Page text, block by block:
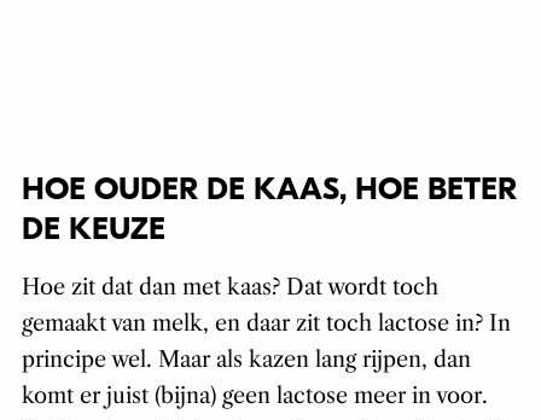
HOE OUDER DE KAAS, HOE BETER
DE KEUZE
Hoe zit dat dan met kaas? Dat wordt toch
gemaakt van melk, en daar zit toch lactose in? In
principe wel. Maar als kazen lang rijpen, dan
komt er juist (bijna) geen lactose meer in voor.